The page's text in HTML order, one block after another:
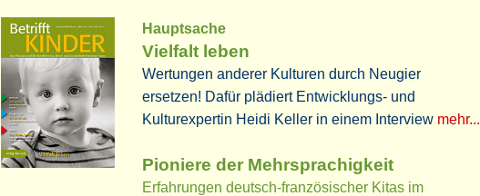
Hauptsache
Vielfalt leben
Wertungen anderer Kulturen durch Neugier
ersetzen! Dafür plädiert Entwicklungs- und
Kulturexpertin Heidi Keller in einem Interview mehr...
Pioniere der Mehrsprachigkeit
Erfahrungen deutsch-französischer Kitas im